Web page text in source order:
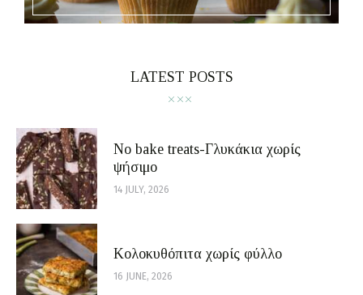
LATEST POSTS
No bake treats-Γλυκάκια χωρίς
ψήσιμο
14 JULY, 2026
Κολοκυθόπιτα χωρίς φύλλο
16 JUNE, 2026